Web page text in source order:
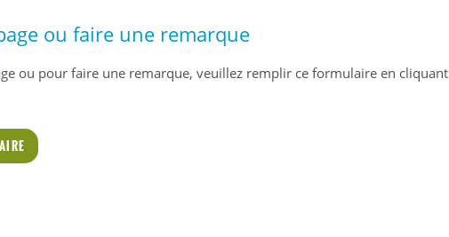
ou faire une remarque
ou pour faire une remarque, veuillez remplir ce formulaire en cliquant